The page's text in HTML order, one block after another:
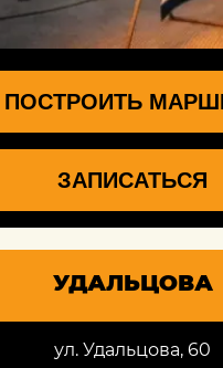
ПОСТРОИТЬ
ЗАПИСАТЬСЯ
УДАЛЬЦОВА
ул. Удальцова, 60